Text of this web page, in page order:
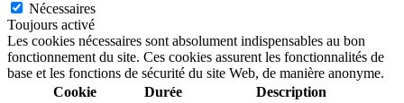
Nécessaires
Toujours activé
Les cookies nécessaires sont absolument indispensables au bon
fonctionnement du site. Ces cookies assurent les fonctionnalités de
base et les fonctions de sécurité du site Web, de manière anonyme.
Cookie
Durée Description